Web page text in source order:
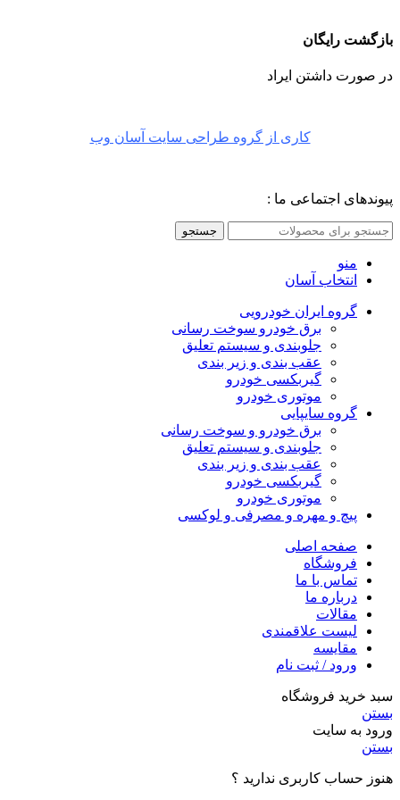
بازگشت رایگان
در صورت داشتن ایراد
کاری از گروه طراحی سایت آسان وب
پیوندهای اجتماعی ما :
جستجو
منو
انتخاب آسان
گروه ایران خودرویی
برق خودرو سوخت رسانی
جلوبندی و سیستم تعلیق
عقب بندی و زیر بندی
گیربکسی خودرو
موتوری خودرو
گروه سایپایی
برق خودرو و سوخت رسانی
جلوبندی و سیستم تعلیق
عقب بندی و زیر بندی
گیربکسی خودرو
موتوری خودرو
پیچ و مهره و مصرفی و لوکسی
صفحه اصلی
فروشگاه
تماس با ما
درباره ما
مقالات
لیست علاقمندی
مقایسه
ورود / ثبت نام
سبد خرید فروشگاه
بستن
ورود به سایت
بستن
هنوز حساب کاربری ندارید ؟